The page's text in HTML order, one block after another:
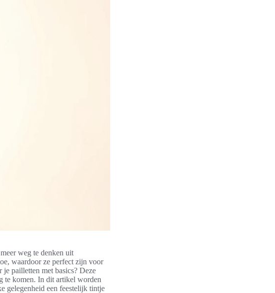
weg te denken uit
waardoor ze perfect zijn voor
pailletten met basics? Deze
te komen. In dit artikel worden
gelegenheid een feestelijk tintje